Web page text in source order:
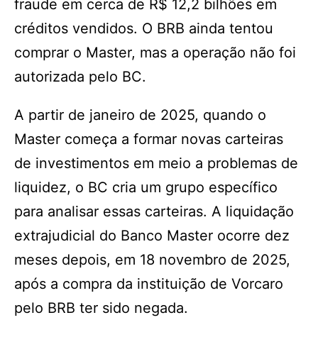
fraude em cerca de R$ 12,2 bilhões em
créditos vendidos. O BRB ainda tentou
comprar o Master, mas a operação não foi
autorizada pelo BC.
A partir de janeiro de 2025, quando o
Master começa a formar novas carteiras
de investimentos em meio a problemas de
liquidez, o BC cria um grupo específico
para analisar essas carteiras. A liquidação
extrajudicial do Banco Master ocorre dez
meses depois, em 18 novembro de 2025,
após a compra da instituição de Vorcaro
pelo BRB ter sido negada.